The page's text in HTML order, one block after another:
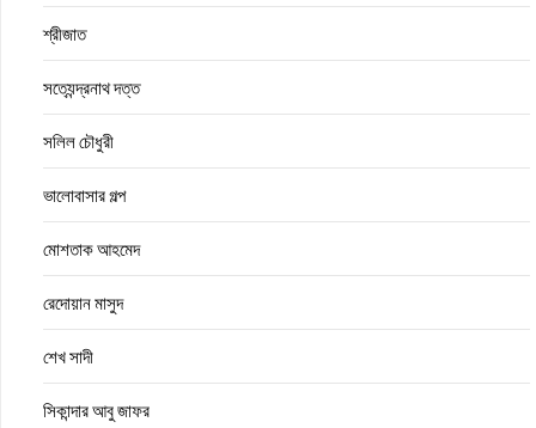
শ্রীজাত
সত্যেন্দ্রনাথ দত্ত
সলিল চৌধুরী
ভালোবাসার গল্প
মোশতাক আহমেদ
রেদোয়ান মাসুদ
শেখ সাদী
সিকান্দার আবু জাফর